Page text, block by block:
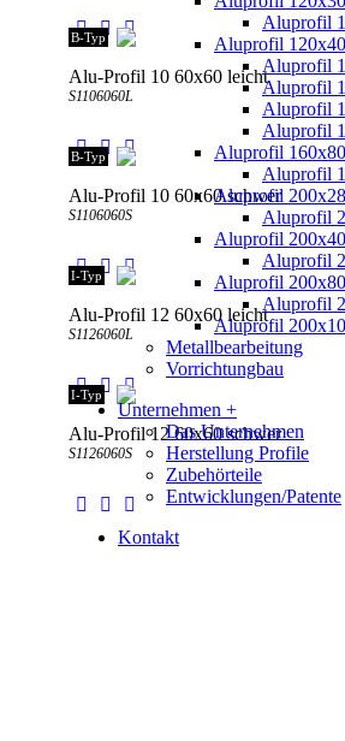
Aluprofil
Aluprofil 120x40
Aluprofil
Aluprofil
Aluprofil
Aluprofil
Aluprofil 160x80
Aluprofil
Aluprofil 200x28
Aluprofil
Aluprofil 200x40
Aluprofil
Aluprofil 200x80
Aluprofil
Aluprofil
Metallbearbeitung
Vorrichtungbau
Unternehmen +
Das Unternehmen
Herstellung Profile
Zubehörteile
Entwicklungen/Patente
Kontakt
Alu-Profil 10 60x60 leicht
S1106060L
B-Typ
Alu-Profil 10 60x60 schwer
S1106060S
B-Typ
Alu-Profil 12 60x60 leicht
S1126060L
I-Typ
Alu-Profil 12 60x60 schwer
S1126060S
I-Typ